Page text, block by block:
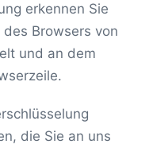
erkennen Sie
Browsers von
und an dem
die Sie an uns